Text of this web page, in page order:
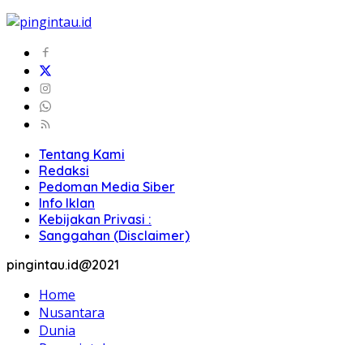
Tentang Kami
Redaksi
Pedoman Media Siber
Info Iklan
Kebijakan Privasi :
Sanggahan (Disclaimer)
pingintau.id@2021
Home
Nusantara
Dunia